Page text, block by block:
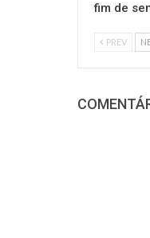
fim de
PREV